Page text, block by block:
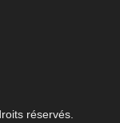
réservés.